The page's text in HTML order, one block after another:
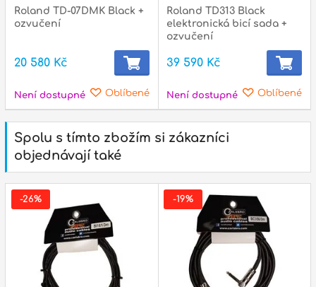
Roland TD-07DMK Black +
ozvučení
20 580 Kč
Oblíbené
Není dostupné
Roland TD313 Black
elektronická bicí sada +
ozvučení
39 590 Kč
Oblíbené
Není dostupné
Spolu s tímto zbožím si zákazníci
objednávají také
-26% -19%